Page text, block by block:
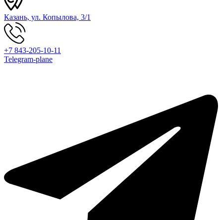
Казань, ул. Копылова, 3/1
+7 843-205-10-11
Telegram-plane